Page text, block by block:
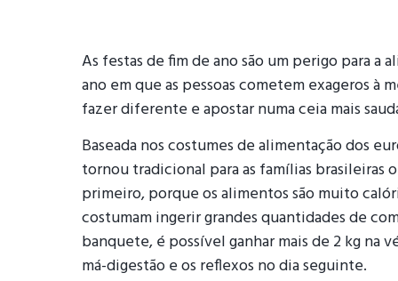
As festas de fim de ano são um perigo para a
ano em que as pessoas cometem exageros à
fazer diferente e apostar numa ceia mais
Baseada nos costumes de alimentação dos
tornou tradicional para as famílias brasileiras
primeiro, porque os alimentos são muito
costumam ingerir grandes quantidades de
banquete, é possível ganhar mais de 2 kg na
má-digestão e os reflexos no dia seguinte.